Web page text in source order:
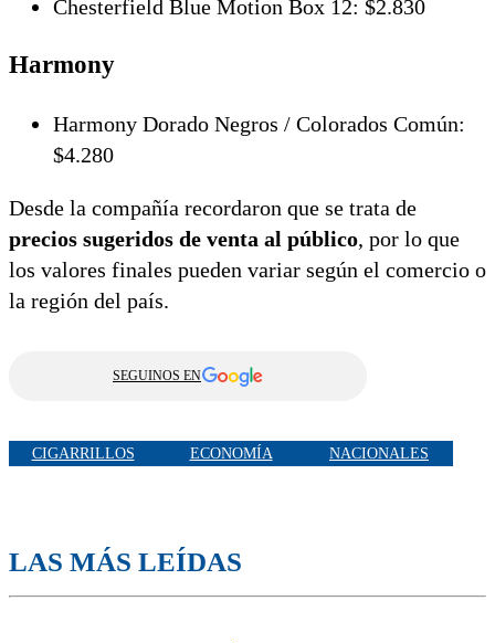
Chesterfield Blue Motion Box 12: $2.830
Harmony
Harmony Dorado Negros / Colorados Común:
$4.280
Desde la compañía recordaron que se trata de
precios sugeridos de venta al público, por lo que
los valores finales pueden variar según el comercio o
la región del país.
SEGUINOS EN
CIGARRILLOS ECONOMÍA NACIONALES
LAS MÁS LEÍDAS